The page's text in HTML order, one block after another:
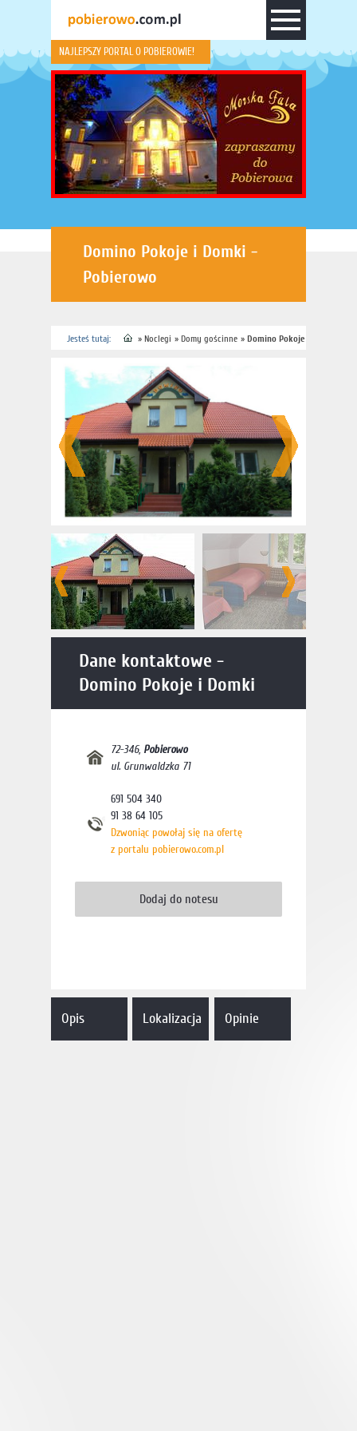
NAJLEPSZY PORTAL O POBIEROWIE!
Domino Pokoje i Domki -
Pobierowo
Jesteś tutaj: » Noclegi » Domy gościnne » Domino Pokoje
Dane kontaktowe -
Domino Pokoje i Domki
72-346, Pobierowo
ul. Grunwaldzka 71
691 504 340
91 38 64 105
Dzwoniąc powołaj się na ofertę
z portalu pobierowo.com.pl
Opis Lokalizacja Opinie